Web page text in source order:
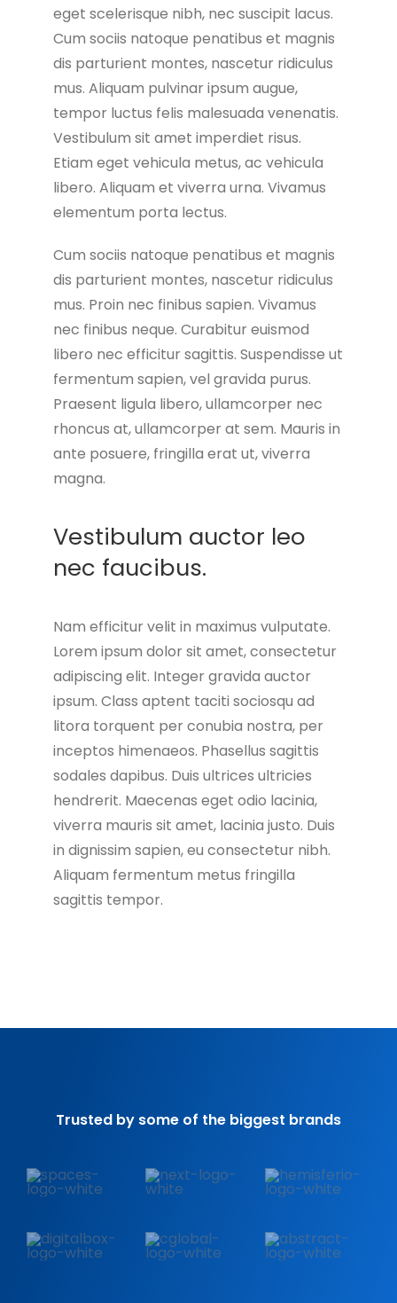
eget scelerisque nibh, nec suscipit lacus.
Cum sociis natoque penatibus et magnis
dis parturient montes, nascetur ridiculus
mus. Aliquam pulvinar ipsum augue,
tempor luctus felis malesuada venenatis.
Vestibulum sit amet imperdiet risus.
Etiam eget vehicula metus, ac vehicula
libero. Aliquam et viverra urna. Vivamus
elementum porta lectus.
Cum sociis natoque penatibus et magnis
dis parturient montes, nascetur ridiculus
mus. Proin nec finibus sapien. Vivamus
nec finibus neque. Curabitur euismod
libero nec efficitur sagittis. Suspendisse ut
fermentum sapien, vel gravida purus.
Praesent ligula libero, ullamcorper nec
rhoncus at, ullamcorper at sem. Mauris in
ante posuere, fringilla erat ut, viverra
magna.
Vestibulum auctor leo
nec faucibus.
Nam efficitur velit in maximus vulputate.
Lorem ipsum dolor sit amet, consectetur
adipiscing elit. Integer gravida auctor
ipsum. Class aptent taciti sociosqu ad
litora torquent per conubia nostra, per
inceptos himenaeos. Phasellus sagittis
sodales dapibus. Duis ultrices ultricies
hendrerit. Maecenas eget odio lacinia,
viverra mauris sit amet, lacinia justo. Duis
in dignissim sapien, eu consectetur nibh.
Aliquam fermentum metus fringilla
sagittis tempor.
Trusted by some of the biggest brands